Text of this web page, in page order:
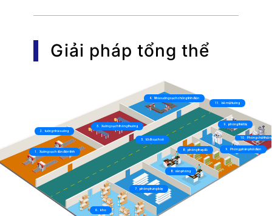
Giải pháp tổng thể
1、Xưởng sạch dẫn điện tĩnh
3、Xưởng sạch thông thường
4、Nhà xưởng sạch chống tĩnh điện
6、kho
7、phòng trưng bày
8、văn phòng
8、phòng thay đồ 9、Phòng phân phối điện
9、phòng thiết bị
10、Phòng chất thải
5、lối đi sạch sẽ
2、tường nhà xưởng
11、bề mặt tường